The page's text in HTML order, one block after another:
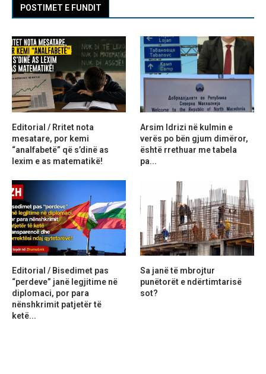
POSTIMET E FUNDIT
Editorial / Rritet nota
mesatare, por kemi
“analfabetë” që s’dinë as
lexim e as matematikë!
Arsim Idrizi në kulmin e
verës po bën gjum dimëror,
është rrethuar me tabela
pa...
Editorial / Bisedimet pas
“perdeve” janë legjitime në
diplomaci, por para
nënshkrimit patjetër të
ketë...
Sa janë të mbrojtur
punëtorët e ndërtimtarisë
sot?